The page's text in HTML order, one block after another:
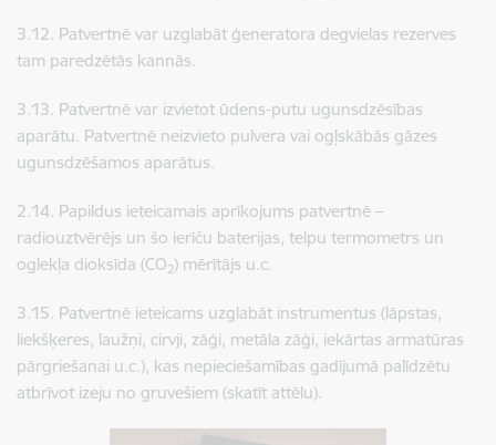
3.12. P​​​​​​​atvertnē var uzglabāt ģeneratora degvielas rezerves
tam paredzētās kannās.
3.13. ​​​​​​​Patvertnē var izvietot ūdens-putu ugunsdzēsības
aparātu. Patvertnē neizvieto pulvera vai ogļskābās gāzes
ugunsdzēšamos aparātus.
​​​​​​​2.14. Papildus ieteicamais aprīkojums patvertnē –
radiouztvērējs un šo ierīču baterijas, telpu termometrs un
oglekļa dioksīda (CO2) mērītājs u.c.
​​​​​​​3.15. Patvertnē ieteicams uzglabāt instrumentus (lāpstas,
liekšķeres, laužņi, cirvji, zāģi, metāla zāģi, iekārtas armatūras
pārgriešanai u.c.), kas nepieciešamības gadījumā palīdzētu
atbrīvot izeju no gruvešiem (skatīt attēlu).